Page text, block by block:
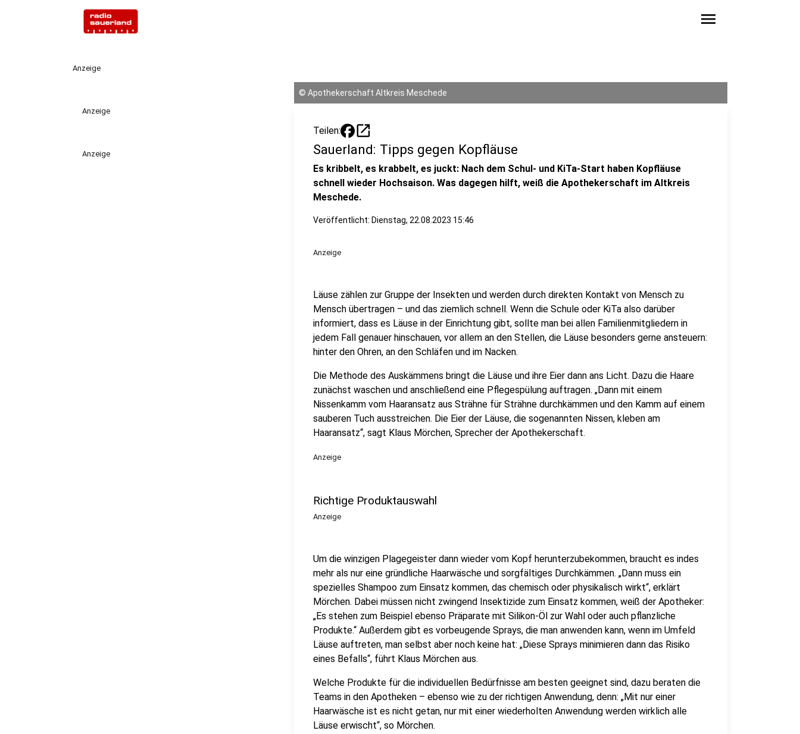
menu
Anzeige
Anzeige
Anzeige
© Apothekerschaft Altkreis Meschede
Teilen: open_in_new
Sauerland: Tipps gegen Kopfläuse
Es kribbelt, es krabbelt, es juckt: Nach dem Schul- und KiTa-Start haben Kopfläuse
schnell wieder Hochsaison. Was dagegen hilft, weiß die Apothekerschaft im Altkreis
Meschede.
Veröffentlicht: Dienstag, 22.08.2023 15:46
Anzeige
Läuse zählen zur Gruppe der Insekten und werden durch direkten Kontakt von Mensch zu
Mensch übertragen – und das ziemlich schnell. Wenn die Schule oder KiTa also darüber
informiert, dass es Läuse in der Einrichtung gibt, sollte man bei allen Familienmitgliedern in
jedem Fall genauer hinschauen, vor allem an den Stellen, die Läuse besonders gerne ansteuern:
hinter den Ohren, an den Schläfen und im Nacken.
Die Methode des Auskämmens bringt die Läuse und ihre Eier dann ans Licht. Dazu die Haare
zunächst waschen und anschließend eine Pflegespülung auftragen. „Dann mit einem
Nissenkamm vom Haaransatz aus Strähne für Strähne durchkämmen und den Kamm auf einem
sauberen Tuch ausstreichen. Die Eier der Läuse, die sogenannten Nissen, kleben am
Haaransatz“, sagt Klaus Mörchen, Sprecher der Apothekerschaft.
Anzeige
Richtige Produktauswahl
Anzeige
Um die winzigen Plagegeister dann wieder vom Kopf herunterzubekommen, braucht es indes
mehr als nur eine gründliche Haarwäsche und sorgfältiges Durchkämmen. „Dann muss ein
spezielles Shampoo zum Einsatz kommen, das chemisch oder physikalisch wirkt“, erklärt
Mörchen. Dabei müssen nicht zwingend Insektizide zum Einsatz kommen, weiß der Apotheker:
„Es stehen zum Beispiel ebenso Präparate mit Silikon-Öl zur Wahl oder auch pflanzliche
Produkte.“ Außerdem gibt es vorbeugende Sprays, die man anwenden kann, wenn im Umfeld
Läuse auftreten, man selbst aber noch keine hat: „Diese Sprays minimieren dann das Risiko
eines Befalls“, führt Klaus Mörchen aus.
Welche Produkte für die individuellen Bedürfnisse am besten geeignet sind, dazu beraten die
Teams in den Apotheken – ebenso wie zu der richtigen Anwendung, denn: „Mit nur einer
Haarwäsche ist es nicht getan, nur mit einer wiederholten Anwendung werden wirklich alle
Läuse erwischt“, so Mörchen.